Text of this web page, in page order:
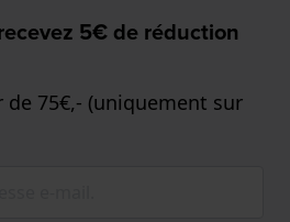
5€ de réduction
75€,- (uniquement sur